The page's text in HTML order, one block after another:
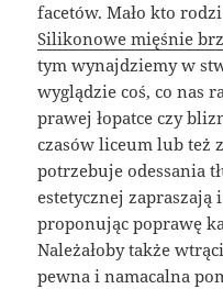
facetów. Mało kto
Silikonowe mięśnie
tym wynajdziemy w
wyglądzie coś, co nas
prawej łopatce czy
czasów liceum lub też
potrzebuje odessania
estetycznej zapraszają
proponując poprawę
Należałoby także
pewna i namacalna